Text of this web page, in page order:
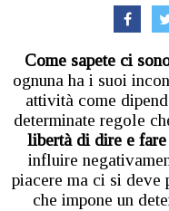
Come sapete ci
ognuna ha i suoi
attività come
determinate regole
libertà di dire e
influire
piacere ma ci si deve
che impone un